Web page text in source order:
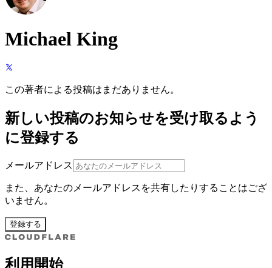
Michael King
この著者による投稿はまだありません。
新しい投稿のお知らせを受け取るよう
に登録する
メールアドレス
また、あなたのメールアドレスを共有したりすることはござ
いません。
登録する
利用開始